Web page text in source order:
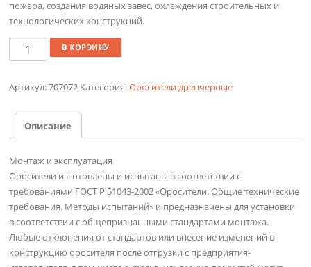
пожара, создания водяных завес, охлаждения строительных и
технологических конструкций.
Количество
В КОРЗИНУ
Артикул:707072 Категория:Оросители дренчерные
Описание
Монтаж и эксплуатация
Оросители изготовлены и испытаны в соответствии с
требованиями ГОСТ Р 51043-2002 «Оросители. Общие технические
требования. Методы испытаний» и предназначены для установки
в соответствии с общепризнанными стандартами монтажа.
Любые отклонения от стандартов или внесение изменений в
конструкцию оросителя после отгрузки с предприятия-